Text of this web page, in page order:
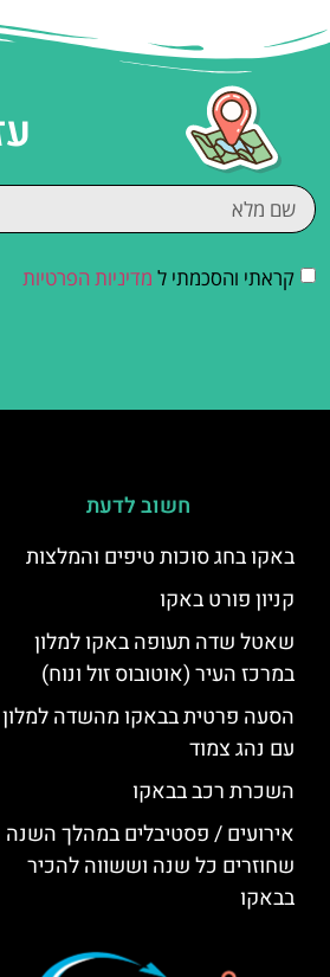
קראתי והסכמתי ל מדיניות הפרטיות
חשוב לדעת
באקו בחג סוכות טיפים והמלצות
קניון פורט באקו
שאטל שדה תעופה באקו למלון
במרכז העיר (אוטובוס זול ונוח)
הסעה פרטית בבאקו מהשדה למלון
עם נהג צמוד
השכרת רכב בבאקו
אירועים / פסטיבלים במהלך השנה
שחוזרים כל שנה וששווה להכיר
בבאקו